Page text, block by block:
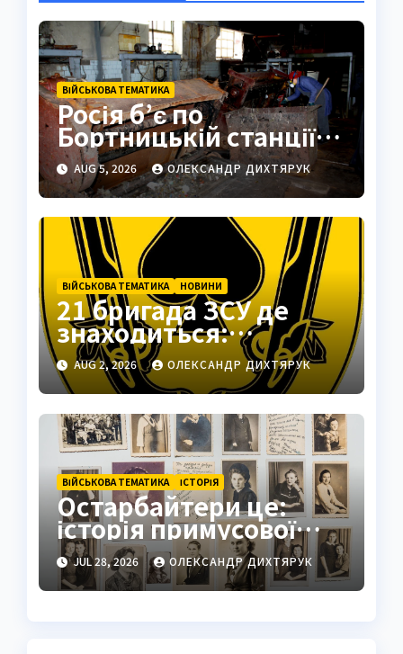
ВІЙСЬКОВА ТЕМАТИКА
Росія б’є по
Бортницькій станції:
експерт попередив
про катастрофу
AUG 5, 2026 ОЛЕКСАНДР ДИХТЯРУК
ВІЙСЬКОВА ТЕМАТИКА НОВИНИ
21 бригада ЗСУ де
знаходиться:
Подільськ як
стратегічний центр
AUG 2, 2026 ОЛЕКСАНДР ДИХТЯРУК
ВІЙСЬКОВА ТЕМАТИКА ІСТОРІЯ
Остарбайтери це:
історія примусової
праці українців
JUL 28, 2026 ОЛЕКСАНДР ДИХТЯРУК